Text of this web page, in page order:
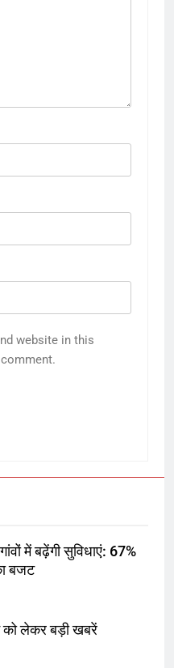
website in this
में बढ़ेंगी सुविधाएं: 67%
बजट
को लेकर बड़ी खबरें
में गांवों में बढ़ेंगी सुविधाएं: 67%
का बजट